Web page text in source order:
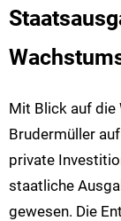
Mit Blick auf
Brudermüller
private
staatliche
gewesen. Die